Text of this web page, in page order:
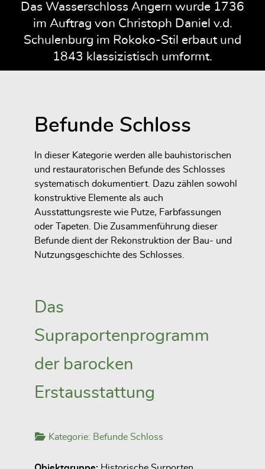
Das Wasserschloss Angern wurde 1736
im Auftrag von Christoph Daniel v.d.
Schulenburg im Rokoko-Stil erbaut und
1843 klassizistisch umformt.
Befunde Schloss
In dieser Kategorie werden alle bauhistorischen
und restauratorischen Befunde des Schlosses
systematisch dokumentiert. Dazu zählen sowohl
konstruktive Elemente als auch
Ausstattungsreste wie Putze, Farbfassungen
oder Tapeten. Die Zusammenführung dieser
Befunde dient der Rekonstruktion der Bau- und
Nutzungsgeschichte des Schlosses.
Das
Supraportenprogramm
der barocken
Erstausstattung
Kategorie: Befunde Schloss